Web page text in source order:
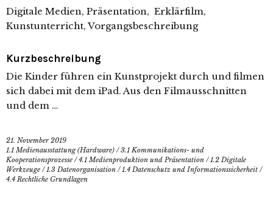
Digitale Medien, Präsentation, Erklärfilm,
Kunstunterricht, Vorgangsbeschreibung
Kurzbeschreibung
Die Kinder führen ein Kunstprojekt durch und filmen
sich dabei mit dem iPad. Aus den Filmausschnitten
und dem …
21. November 2019
1.1 Medienausstattung (Hardware) /3.1 Kommunikations- und
Kooperationsprozesse /4.1 Medienproduktion und Präsentation /1.2 Digitale
Werkzeuge /1.3 Datenorganisation /1.4 Datenschutz und Informationssicherheit /
4.4 Rechtliche Grundlagen